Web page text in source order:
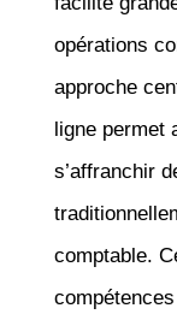
opérations
approche
ligne permet
s’affranchir
comptable.